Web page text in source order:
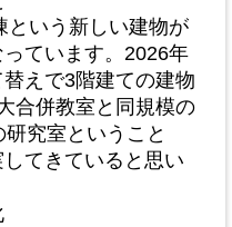
という新しい建物が
ています。2026年
えで3階建ての建物
合併教室と同規模の
究室ということ
てきていると思い